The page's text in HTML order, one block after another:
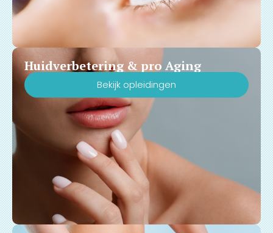
Huidverbetering & pro Aging
Bekijk opleidingen